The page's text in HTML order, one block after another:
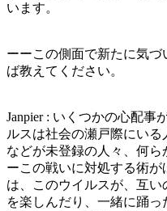
います。
ーーこの側面で新たに気
ば教えてください。
Janpier : いくつかの心配事
ルスは社会の瀬戸際にい
などが未登録の人々、何
ーこの戦いに対処する術が
は、このウイルスが、互
を楽しんだり、一緒に踊